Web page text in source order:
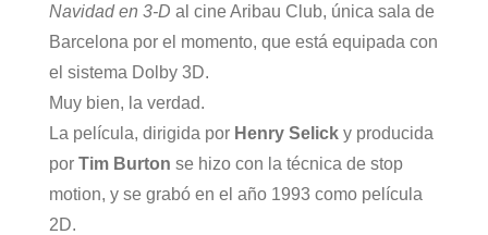
Navidad en 3-D al cine Aribau Club, única sala de
Barcelona por el momento, que está equipada con
el sistema Dolby 3D.
Muy bien, la verdad.
La película, dirigida por Henry Selick y producida
por Tim Burton se hizo con la técnica de stop
motion, y se grabó en el año 1993 como película
2D.